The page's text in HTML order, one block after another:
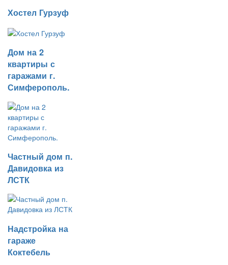
Хостел Гурзуф
Дом на 2
квартиры с
гаражами г.
Симферополь.
Частный дом п.
Давидовка из
ЛСТК
Надстройка на
гараже
Коктебель